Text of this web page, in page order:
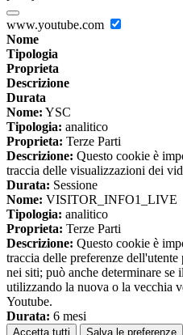
www.youtube.com
Nome
Tipologia
Proprieta
Descrizione
Durata
Nome: YSC
Tipologia: analitico
Proprieta: Terze Parti
Descrizione: Questo cookie è
traccia delle visualizzazioni dei
Durata: Sessione
Nome: VISITOR_INFO1_LIVE
Tipologia: analitico
Proprieta: Terze Parti
Descrizione: Questo cookie è
traccia delle preferenze
nei siti; può anche determinare se
utilizzando la nuova o la vecchia
Youtube.
Durata: 6 mesi
Accetta tutti Salva le preferenze